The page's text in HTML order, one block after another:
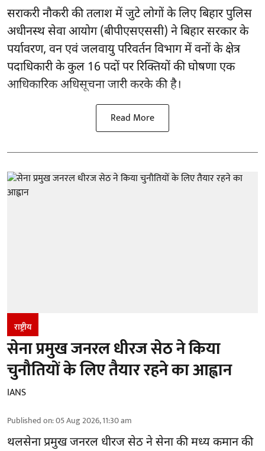
सराकरी नौकरी की तलाश में जुटे लोगों के लिए बिहार पुलिस
अधीनस्थ सेवा आयोग (बीपीएसएससी) ने बिहार सरकार के
पर्यावरण, वन एवं जलवायु परिवर्तन विभाग में वनों के क्षेत्र
पदाधिकारी के कुल 16 पदों पर रिक्तियों की घोषणाएक
आधिकारिक अधिसूचना जारी करके की है।
Read More
राष्ट्रीय
सेना प्रमुख जनरल धीरज सेठ ने किया
चुनौतियों के लिए तैयार रहने का आह्वान
IANS
Published on:05 Aug 2026, 11:30 am
थलसेना प्रमुख जनरल धीरज सेठ ने सेना की मध्य कमान की